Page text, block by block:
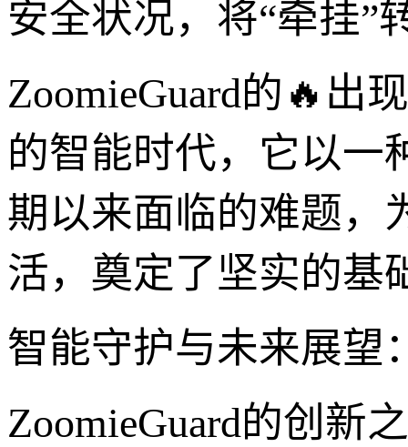
安全状况，将“牵挂”
ZoomieGuard的🔥出
的智能时代，它以一
期以来面临的难题，
活，奠定了坚实的基
智能守护与未来展望
ZoomieGuard的创新